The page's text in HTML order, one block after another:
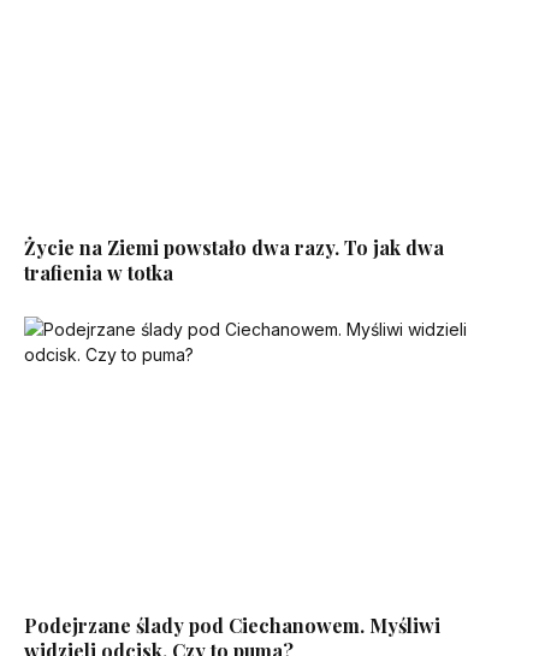
Życie na Ziemi powstało dwa razy. To jak dwa
trafienia w totka
Podejrzane ślady pod Ciechanowem. Myśliwi
widzieli odcisk. Czy to puma?